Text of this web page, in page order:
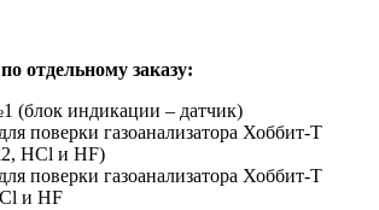
отдельному заказу:
(блок индикации – датчик)
поверки газоанализатора Хоббит-Т
HCl и HF)
поверки газоанализатора Хоббит-Т
и HF